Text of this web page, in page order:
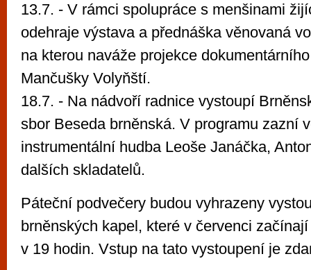
13.7. - V rámci spolupráce s menšinami
odehraje výstava a přednáška věnovaná
na kterou naváže projekce
Mančušky Volyňští.
18.7. - Na nádvoří radnice vystoupí
sbor Beseda brněnská. V programu zazní
instrumentální hudba Leoše Janáčka,
dalších skladatelů.
Páteční podvečery budou vyhrazeny
brněnských kapel, které v červenci
v 19 hodin. Vstup na tato vystoupení je